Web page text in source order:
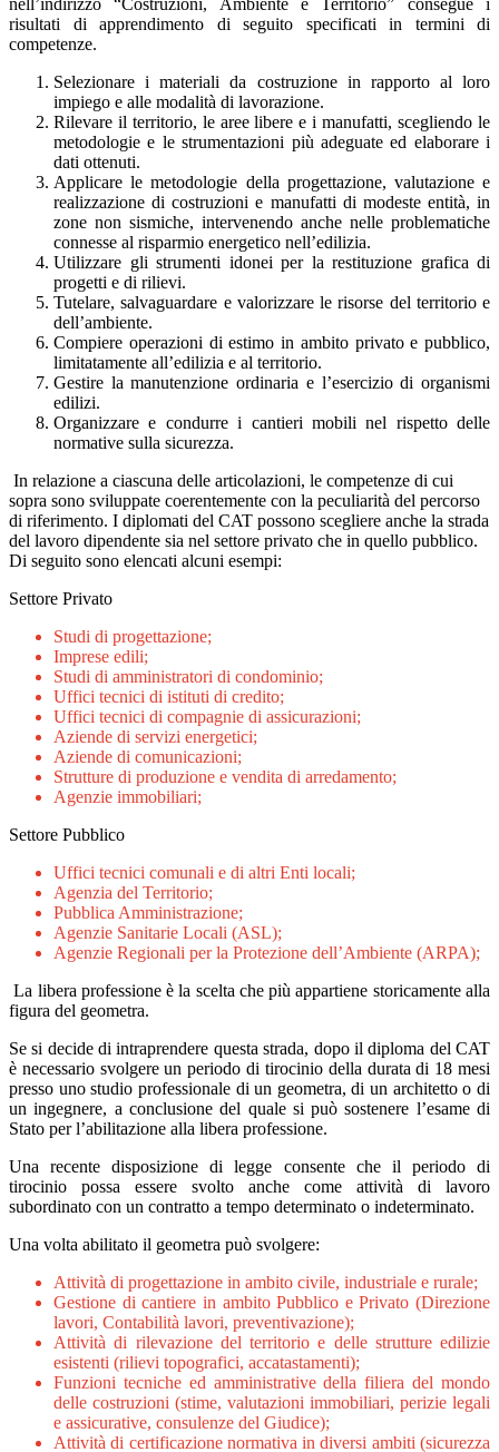
nell’indirizzo “Costruzioni, Ambiente e Territorio” consegue i
risultati di apprendimento di seguito specificati in termini di
competenze.
Selezionare i materiali da costruzione in rapporto al loro
impiego e alle modalità di lavorazione.
Rilevare il territorio, le aree libere e i manufatti, scegliendo le
metodologie e le strumentazioni più adeguate ed elaborare i
dati ottenuti.
Applicare le metodologie della progettazione, valutazione e
realizzazione di costruzioni e manufatti di modeste entità, in
zone non sismiche, intervenendo anche nelle problematiche
connesse al risparmio energetico nell’edilizia.
Utilizzare gli strumenti idonei per la restituzione grafica di
progetti e di rilievi.
Tutelare, salvaguardare e valorizzare le risorse del territorio e
dell’ambiente.
Compiere operazioni di estimo in ambito privato e pubblico,
limitatamente all’edilizia e al territorio.
Gestire la manutenzione ordinaria e l’esercizio di organismi
edilizi.
Organizzare e condurre i cantieri mobili nel rispetto delle
normative sulla sicurezza.
In relazione a ciascuna delle articolazioni, le competenze di cui
sopra sono sviluppate coerentemente con la peculiarità del percorso
di riferimento. I diplomati del CAT possono scegliere anche la strada
del lavoro dipendente sia nel settore privato che in quello pubblico.
Di seguito sono elencati alcuni esempi:
Settore Privato
Studi di progettazione;
Imprese edili;
Studi di amministratori di condominio;
Uffici tecnici di istituti di credito;
Uffici tecnici di compagnie di assicurazioni;
Aziende di servizi energetici;
Aziende di comunicazioni;
Strutture di produzione e vendita di arredamento;
Agenzie immobiliari;
Settore Pubblico
Uffici tecnici comunali e di altri Enti locali;
Agenzia del Territorio;
Pubblica Amministrazione;
Agenzie Sanitarie Locali (ASL);
Agenzie Regionali per la Protezione dell’Ambiente (ARPA);
La libera professione è la scelta che più appartiene storicamente alla
figura del geometra.
Se si decide di intraprendere questa strada, dopo il diploma del CAT
è necessario svolgere un periodo di tirocinio della durata di 18 mesi
presso uno studio professionale di un geometra, di un architetto o di
un ingegnere, a conclusione del quale si può sostenere l’esame di
Stato per l’abilitazione alla libera professione.
Una recente disposizione di legge consente che il periodo di
tirocinio possa essere svolto anche come attività di lavoro
subordinato con un contratto a tempo determinato o indeterminato.
Una volta abilitato il geometra può svolgere:
Attività di progettazione in ambito civile, industriale e rurale;
Gestione di cantiere in ambito Pubblico e Privato (Direzione
lavori, Contabilità lavori, preventivazione);
Attività di rilevazione del territorio e delle strutture edilizie
esistenti (rilievi topografici, accatastamenti);
Funzioni tecniche ed amministrative della filiera del mondo
delle costruzioni (stime, valutazioni immobiliari, perizie legali
e assicurative, consulenze del Giudice);
Attività di certificazione normativa in diversi ambiti (sicurezza